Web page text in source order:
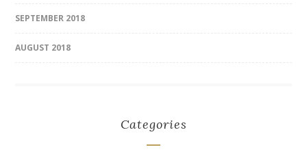
SEPTEMBER 2018
AUGUST 2018
Categories